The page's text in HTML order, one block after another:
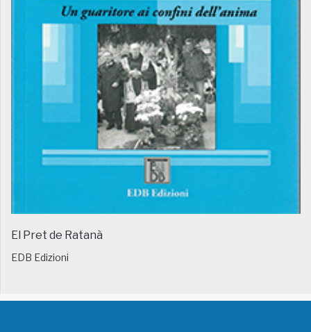
El Pret de Ratanà
EDB Edizioni